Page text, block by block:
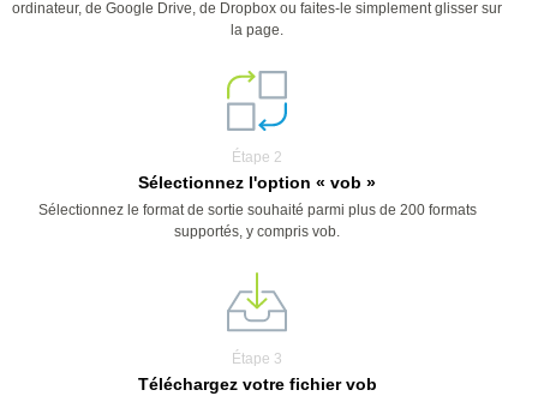
ordinateur, de Google Drive, de Dropbox ou faites-le simplement glisser sur
la page.
Étape 2
Sélectionnez l'option « vob »
Sélectionnez le format de sortie souhaité parmi plus de 200 formats
supportés, y compris vob.
Étape 3
Téléchargez votre fichier vob